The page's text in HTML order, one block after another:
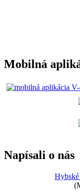
Mobilná
Napísali o nás